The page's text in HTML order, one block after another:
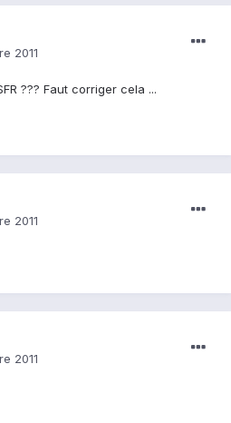
2011
??? Faut corriger cela ...
2011
2011